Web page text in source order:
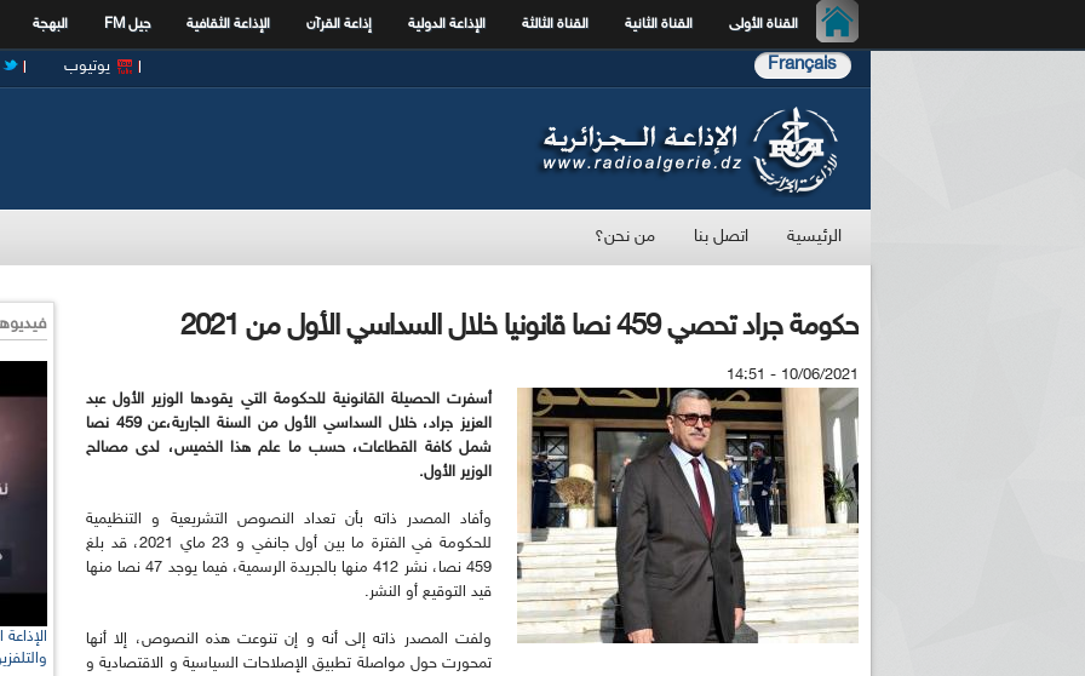
القناة الأولى القناة الثانية القناة الثالثة الإذاعة الدولية إذاعة القرآن الإذاعة الثقافية جيل FM البهجة
Français يوتيوب
الرئيسية اتصل بنا من نحن؟
حكومة جراد تحصي 459 نصا قانونيا خلال السداسي الأول من 2021
10/06/2021 - 14:51
أسفرت الحصيلة القانونية للحكومة التي يقودها الوزير الأول عبد
العزيز جراد، خلال السداسي الأول من السنة الجارية،عن 459 نصا
شمل كافة القطاعات، حسب ما علم هذا الخميس، لدى مصالح
الوزير الأول.
وأفاد المصدر ذاته بأن تعداد النصوص التشريعية و التنظيمية
للحكومة في الفترة ما بين أول جانفي و 23 ماي 2021، قد بلغ
459 نصا، نشر 412 منها بالجريدة الرسمية، فيما يوجد 47 نصا منها
قيد التوقيع أو النشر.
ولفت المصدر ذاته إلى أنه و إن تنوعت هذه النصوص، إلا أنها
تمحورت حول مواصلة تطبيق الإصلاحات السياسية و الاقتصادية و